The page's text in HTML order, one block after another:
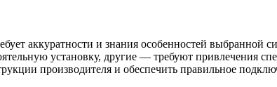
аккуратности и знания особенностей выбранной
установку, другие — требуют привлечения
производителя и обеспечить правильное